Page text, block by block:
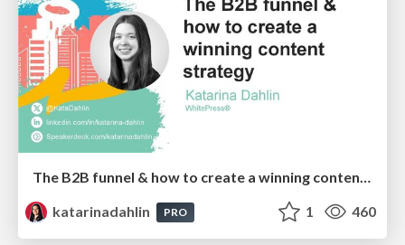
The B2B funnel & how to create a winning content strategy
katarinadahlin
PRO 1 460